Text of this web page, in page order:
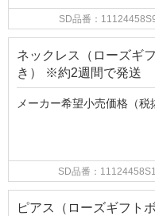
SD品番：
ネックレス（ローズギ
き） ※約2週間で発送
メーカー希望小売価格（税
SD品番：11124458S1
ピアス（ローズギフト